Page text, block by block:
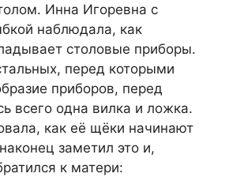
Инна Игоревна с
наблюдала, как
столовые приборы.
перед которыми
приборов, перед
всего одна вилка и ложка.
как её щёки начинают
заметил это и,
к матери: